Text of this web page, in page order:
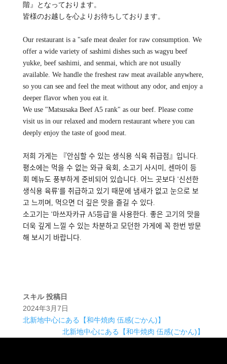
階』となっております。
皆様のお越しを心よりお待ちしております。
Our restaurant is a "safe meat dealer for raw consumption. We
offer a wide variety of sashimi dishes such as wagyu beef
yukke, beef sashimi, and senmai, which are not usually
available. We handle the freshest raw meat available anywhere,
so you can see and feel the meat without any odor, and enjoy a
deeper flavor when you eat it.
We use "Matsusaka Beef A5 rank" as our beef. Please come
visit us in our relaxed and modern restaurant where you can
deeply enjoy the taste of good meat.
저희 가게는 『안심할 수 있는 생식용 식육 취급점』입니다.
평소에는 먹을 수 없는 와규 육회, 소고기 사시미, 센마이 등
회 메뉴도 풍부하게 준비되어 있습니다. 어느 곳보다 '신선한
생식용 육류'를 취급하고 있기 때문에 냄새가 없고 눈으로 보
고 느끼며, 먹으면 더 깊은 맛을 즐길 수 있다.
소고기는 '마쓰자카규 A5등급'을 사용한다. 좋은 고기의 맛을
더욱 깊게 느낄 수 있는 차분하고 모던한 가게에 꼭 한번 방문
해 보시기 바랍니다.
スキル 投稿日
2024年3月7日
北新地中心にある【和牛焼肉 伍感(ごかん)】
北新地中心にある【和牛焼肉 伍感(ごかん)】